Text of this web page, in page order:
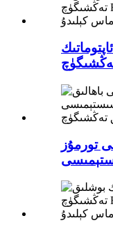
تورمۇز